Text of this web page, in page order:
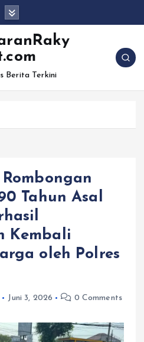
Berita Terkini
Tahun Asal
Kembali
oleh Polres
Juni 3, 2026 0 Comments